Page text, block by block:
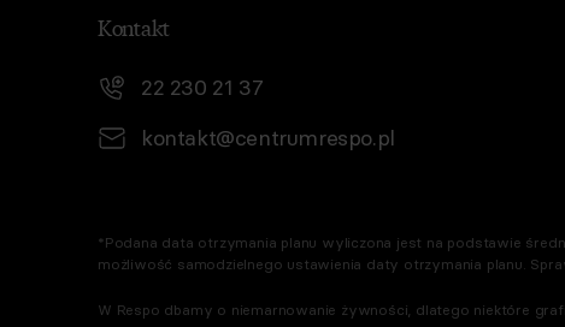
Kontakt
22 230 21 37
kontakt@centrumrespo.pl
*Podana data otrzymania planu wyliczona jest na podstawie
możliwość samodzielnego ustawienia daty otrzymania planu.
W Respo dbamy o niemarnowanie żywności, dlatego niektóre